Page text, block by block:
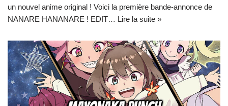
un nouvel anime original ! Voici la première bande-annonce de
NANARE HANANARE ! EDIT… Lire la suite »